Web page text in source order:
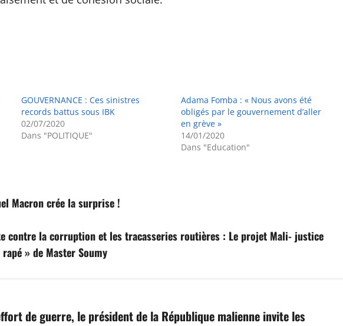
GOUVERNANCE : Ces sinistres
records battus sous IBK
02/07/2020
Dans "POLITIQUE"
Adama Fomba : « Nous avons été
obligés par le gouvernement d’aller
en grève »
14/01/2020
Dans "Education"
Macron crée la surprise !
contre la corruption et les tracasseries routières : Le projet Mali- justice
» de Master Soumy
de guerre, le président de la République malienne invite les